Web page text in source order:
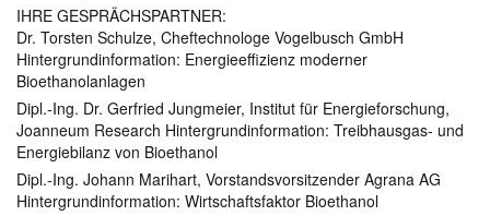
IHRE GESPRÄCHSPARTNER:
Dr. Torsten Schulze, Cheftechnologe Vogelbusch GmbH
Hintergrundinformation: Energieeffizienz moderner
Bioethanolanlagen
Dipl.-Ing. Dr. Gerfried Jungmeier, Institut für Energieforschung,
Joanneum Research Hintergrundinformation: Treibhausgas- und
Energiebilanz von Bioethanol
Dipl.-Ing. Johann Marihart, Vorstandsvorsitzender Agrana AG
Hintergrundinformation: Wirtschaftsfaktor Bioethanol